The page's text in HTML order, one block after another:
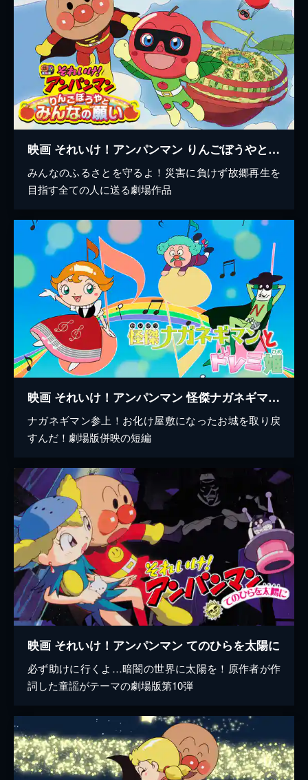
映画 それいけ！アンパンマン りんごぼうやとみんなの願い
みんなのふるさとを守るよ！災害に負けず故郷再生を
目指す全ての人に送る劇場作品
映画 それいけ！アンパンマン 怪傑ナガネギマンとドレミ姫
ナガネギマン参上！お化け屋敷になったお城を取り戻
すんだ！劇場版併映の短編
映画 それいけ！アンパンマン てのひらを太陽に
必ず助けに行くよ…暗闇の世界に太陽を！原作者が作
詞した童謡がテーマの劇場版第10弾